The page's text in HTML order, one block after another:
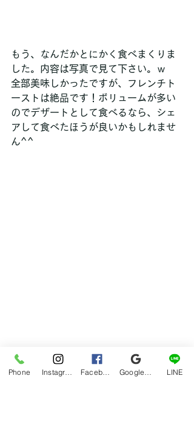
もう、なんだかとにかく食べまくりま
した。内容は写真で見て下さい。ｗ
全部美味しかったですが、フレンチト
ーストは絶品です！ボリュームが多い
のでデザートとして食べるなら、シェ
アして食べたほうが良いかもしれませ
ん^^
Phone LINE